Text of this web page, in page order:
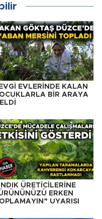
EVLERİNDE KALAN
BİR ARAYA
ÜRETİCİLERİNE
ERKEN
UYARISI